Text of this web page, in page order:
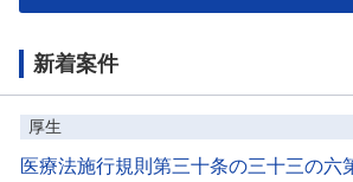
新着案件
厚生
医療法施行規則第三十条の三十三の六